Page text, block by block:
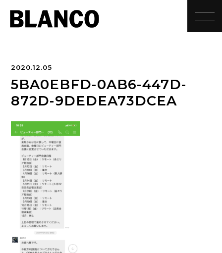
2020.12.05
5BA0EBFD-0AB6-447D-
872D-9DEDEA73DCEA